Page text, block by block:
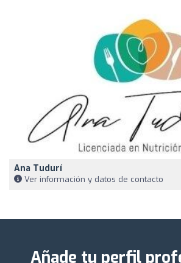
Ana Tudurí
Ver información y datos de contacto
Añade tu perfil